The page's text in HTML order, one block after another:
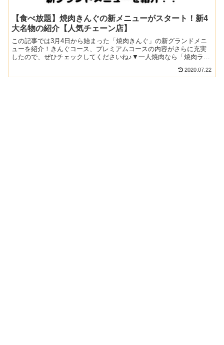
【食べ放題】焼肉きんぐの新メニューがスタート！新4
大名物の紹介【人気チェーン店】
この記事では3月4日から始まった「焼肉きんぐ」の新グランドメニ
ューを紹介！きんぐコース、プレミアムコースの内容がさらに充実
したので、ぜひチェックしてくださいね♪▼一人焼肉なら「焼肉ライ
2020.07.22